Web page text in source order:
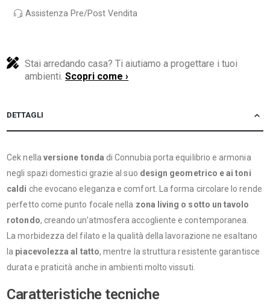
Assistenza Pre/Post Vendita
Stai arredando casa? Ti aiutiamo a progettare i tuoi
ambienti.Scopri come ›
DETTAGLI
Cek nella versione tonda di Connubia porta equilibrio e armonia
negli spazi domestici grazie al suo design geometrico e ai toni
caldi che evocano eleganza e comfort. La forma circolare lo rende
perfetto come punto focale nella zona living o sotto un tavolo
rotondo, creando un’atmosfera accogliente e contemporanea.
La morbidezza del filato e la qualità della lavorazione ne esaltano
la piacevolezza al tatto, mentre la struttura resistente garantisce
durata e praticità anche in ambienti molto vissuti.
Caratteristiche tecniche